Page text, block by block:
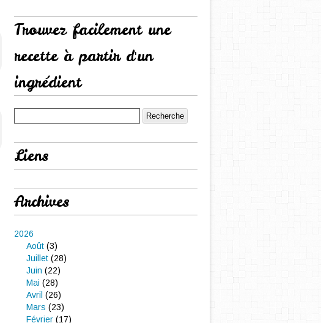
Trouvez facilement une
recette à partir d'un
ingrédient
Liens
Archives
2026
Août (3)
Juillet (28)
Juin (22)
Mai (28)
Avril (26)
Mars (23)
Février (17)